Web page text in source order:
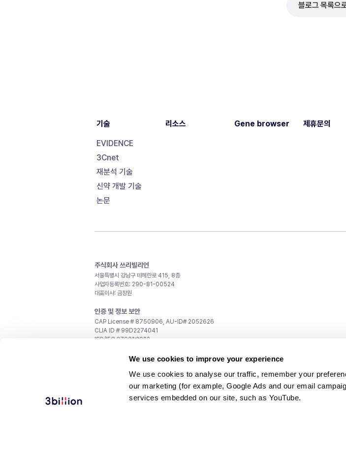
We use cookies to improve your experience
We use cookies to analyse our traffic, remember your
our marketing (for example, Google Ads and our email
services embedded on our site, such as YouTube.
블로그 목록으
기술
EVIDENCE
3Cnet
재분석 기술
신약 개발 기술
논문
리소스 Gene browser 제휴문의
주식회사 쓰리빌리언
서울특별시 강남구 테헤란로 415, 8층
사업자등록번호: 290-81-00524
대표이사: 금창원
인증 및 정보 보안
CAP License # 8750906, AU-ID# 2052626
CLIA ID # 99D2274041
ISO/IEC 27001:2022
recruiting@3billion.io
ir@3billion.io